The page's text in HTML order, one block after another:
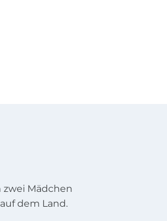
zwei Mädchen
dem Land.